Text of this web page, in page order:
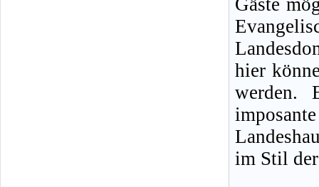
Gäste
hier
werden.
im Stil der